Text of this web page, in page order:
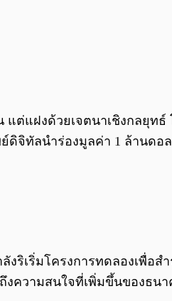
ต่แฝงด้วยเจตนาเชิงกลยุท
ดิจิทัลนำร่องมูลค่า 1 ล้านดอ
ลังริเริ่มโครงการทดลองเพื่
วามสนใจที่เพิ่มขึ้นของธนา